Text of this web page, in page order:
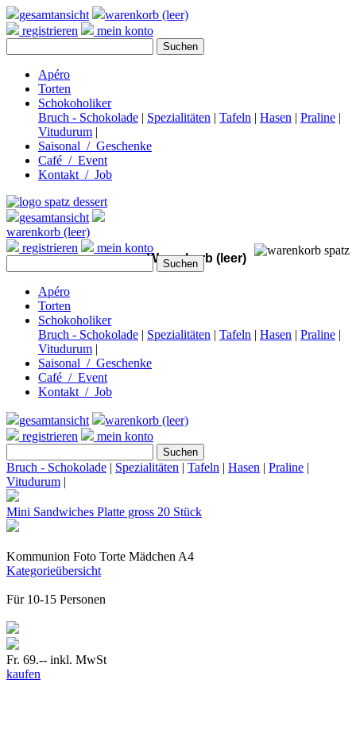
gesamtansicht
warenkorb (leer)
registrieren
mein konto
Apéro
Torten
Schokoholiker
Bruch - Schokolade | Spezialitäten | Tafeln | Hasen | Praline |
Vitudurum |
Saisonal / Geschenke
Café / Event
Kontakt / Job
Warenkorb (leer)
gesamtansicht
warenkorb (leer)
registrieren
mein konto
Apéro
Torten
Schokoholiker
Bruch - Schokolade | Spezialitäten | Tafeln | Hasen | Praline |
Vitudurum |
Saisonal / Geschenke
Café / Event
Kontakt / Job
gesamtansicht
warenkorb (leer)
registrieren
mein konto
Bruch - Schokolade | Spezialitäten | Tafeln | Hasen | Praline |
Vitudurum |
Mini Sandwiches Platte gross 20 Stück
Kommunion Foto Torte Mädchen A4
Kategorieübersicht
Für 10-15 Personen
Fr. 69.-- inkl. MwSt
kaufen